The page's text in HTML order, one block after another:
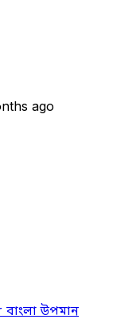
ago
বাংলাউপমান